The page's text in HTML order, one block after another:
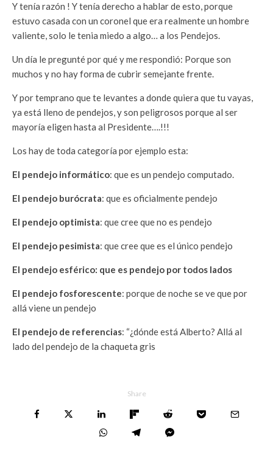
Y tenía razón ! Y tenía derecho a hablar de esto, porque
estuvo casada con un coronel que era realmente un hombre
valiente, solo le tenia miedo a algo… a los Pendejos.
Un día le pregunté por qué y me respondió: Porque son
muchos y no hay forma de cubrir semejante frente.
Y por temprano que te levantes a donde quiera que tu vayas,
ya está lleno de pendejos, y son peligrosos porque al ser
mayoría eligen hasta al Presidente….!!!
Los hay de toda categoría por ejemplo esta:
El pendejo informático: que es un pendejo computado.
El pendejo burócrata: que es oficialmente pendejo
El pendejo optimista: que cree que no es pendejo
El pendejo pesimista: que cree que es el único pendejo
El pendejo esférico: que es pendejo por todos lados
El pendejo fosforescente: porque de noche se ve que por
allá viene un pendejo
El pendejo de referencias: “¿dónde está Alberto? Allá al
lado del pendejo de la chaqueta gris
Share